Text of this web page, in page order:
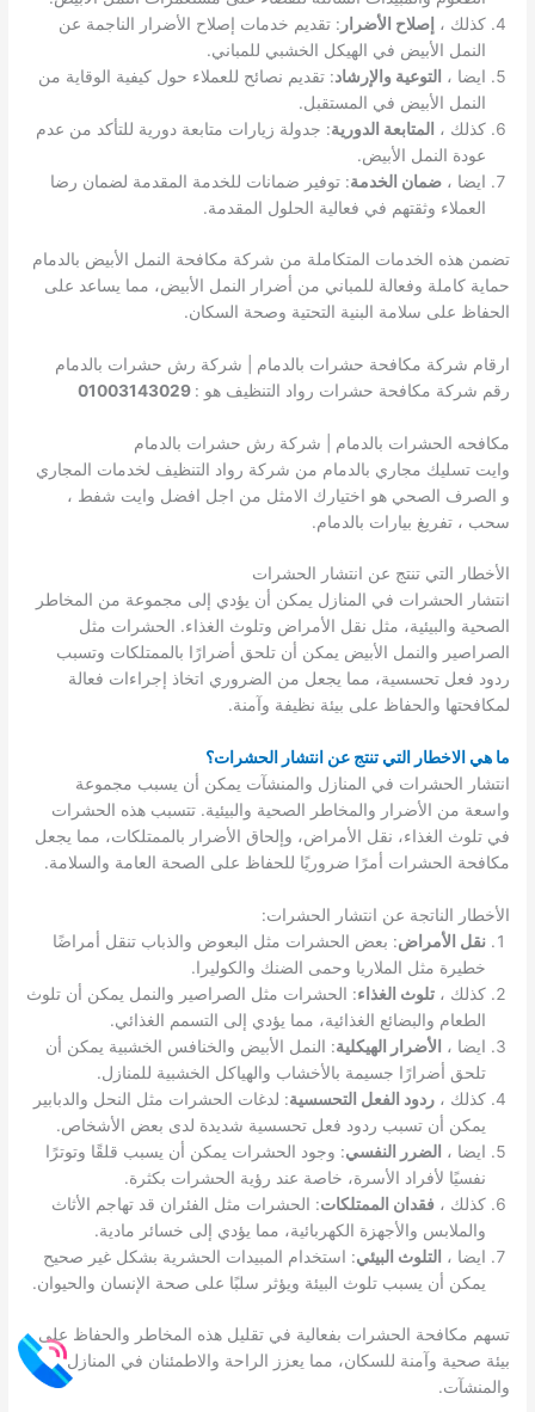
كذلك ، إصلاح الأضرار : تقديم خدمات إصلاح الأضرار الناجمة عن
النمل الأبيض في الهيكل الخشبي للمباني.
ايضا ، التوعية والإرشاد: تقديم نصائح للعملاء حول كيفية الوقاية من
النمل الأبيض في المستقبل.
كذلك ، المتابعة الدورية: جدولة زيارات متابعة دورية للتأكد من عدم
عودة النمل الأبيض.
ايضا ،ضمان الخدمة: توفير ضمانات للخدمة المقدمة لضمان رضا
العملاء وثقتهم في فعالية الحلول المقدمة.
تضمن هذه الخدمات المتكاملة من شركة مكافحة النمل الأبيض بالدمام
حماية كاملة وفعالة للمباني من أضرار النمل الأبيض، مما يساعد على
الحفاظ على سلامة البنية التحتية وصحة السكان.
ارقام شركة مكافحة حشرات بالدمام | شركة رش حشرات بالدمام
رقم شركة مكافحة حشرات رواد التنظيف هو : 01003143029
مكافحه الحشرات بالدمام | شركة رش حشرات بالدمام
وايت تسليك مجاري بالدمام من شركة رواد التنظيف لخدمات المجاري
و الصرف الصحي هو اختيارك الامثل من اجل افضل وايت شفط ،
سحب ، تفريغ بيارات بالدمام.
الأخطار التي تنتج عن انتشار الحشرات
انتشار الحشرات في المنازل يمكن أن يؤدي إلى مجموعة من المخاطر
الصحية والبيئية، مثل نقل الأمراض وتلوث الغذاء. الحشرات مثل
الصراصير والنمل الأبيض يمكن أن تلحق أضرارًا بالممتلكات وتسبب
ردود فعل تحسسية، مما يجعل من الضروري اتخاذ إجراءات فعالة
لمكافحتها والحفاظ على بيئة نظيفة وآمنة.
ما هي الاخطار التي تنتج عن انتشار الحشرات؟
انتشار الحشرات في المنازل والمنشآت يمكن أن يسبب مجموعة
واسعة من الأضرار والمخاطر الصحية والبيئية. تتسبب هذه الحشرات
في تلوث الغذاء، نقل الأمراض، وإلحاق الأضرار بالممتلكات، مما يجعل
مكافحة الحشرات أمرًا ضروريًا للحفاظ على الصحة العامة والسلامة.
الأخطار الناتجة عن انتشار الحشرات:
نقل الأمراض: بعض الحشرات مثل البعوض والذباب تنقل أمراضًا
خطيرة مثل الملاريا وحمى الضنك والكوليرا.
كذلك ،تلوث الغذاء: الحشرات مثل الصراصير والنمل يمكن أن تلوث
الطعام والبضائع الغذائية، مما يؤدي إلى التسمم الغذائي.
ايضا ،
الأضرار الهيكلية: النمل الأبيض والخنافس الخشبية يمكن أن
تلحق أضرارًا جسيمة بالأخشاب والهياكل الخشبية للمنازل.
كذلك ،ردود الفعل التحسسية: لدغات الحشرات مثل النحل والدبابير
يمكن أن تسبب ردود فعل تحسسية شديدة لدى بعض الأشخاص.
ايضا ، الضرر النفسي: وجود الحشرات يمكن أن يسبب قلقًا وتوترًا
نفسيًا لأفراد الأسرة، خاصة عند رؤية الحشرات بكثرة.
كذلك ،فقدان الممتلكات: الحشرات مثل الفئران قد تهاجم الأثاث
والملابس والأجهزة الكهربائية، مما يؤدي إلى خسائر مادية.
ايضا ، التلوث البيئي: استخدام المبيدات الحشرية بشكل غير صحيح
يمكن أن يسبب تلوث البيئة ويؤثر سلبًا على صحة الإنسان والحيوان.
تسهم مكافحة الحشرات بفعالية في تقليل هذه المخاطر والحفاظ على
بيئة صحية وآمنة للسكان، مما يعزز الراحة والاطمئنان في المنازل
والمنشآت.